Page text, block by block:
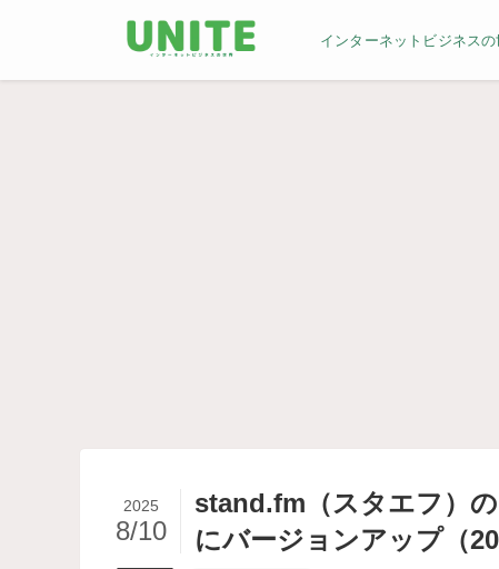
インターネットビジネス
stand.fm（スタエフ）
にバージョンアップ（
2025
8/10